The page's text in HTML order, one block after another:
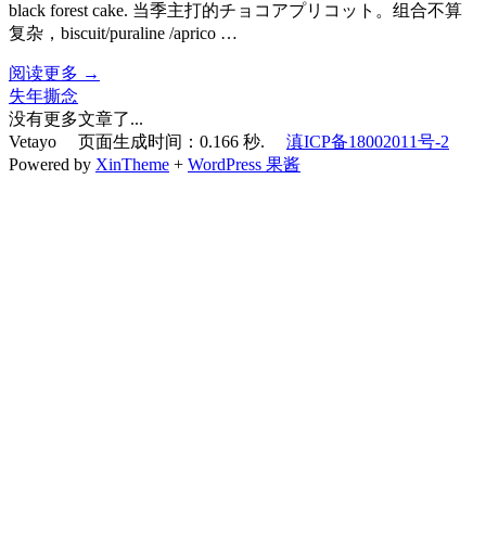
black forest cake. 当季主打的チョコアプリコット。组合不算
复杂，biscuit/puraline /aprico …
阅读更多 →
失年撕念
没有更多文章了...
Vetayo 页面生成时间：0.166 秒. 滇ICP备18002011号-2
Powered by XinTheme + WordPress 果酱